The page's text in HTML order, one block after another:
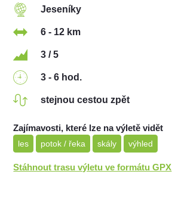
Jeseníky
6 - 12 km
3 / 5
3 - 6 hod.
stejnou cestou zpět
Zajímavosti, které lze na výletě vidět
les potok / řeka skály výhled
Stáhnout trasu výletu ve formátu GPX